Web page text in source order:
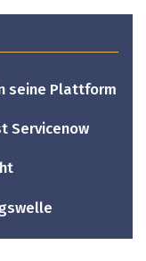
seine Plattform
Servicenow